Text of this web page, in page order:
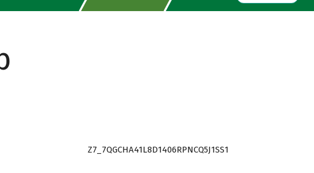
Z7_7QGCHA41L8D1406RPNCQ5J1SS1